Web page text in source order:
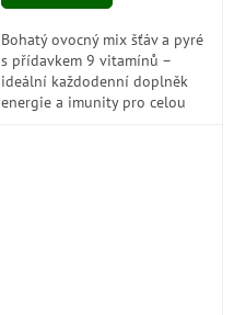
Bohatý ovocný mix šťáv a pyré
s přídavkem 9 vitamínů –
ideální každodenní doplněk
energie a imunity pro celou